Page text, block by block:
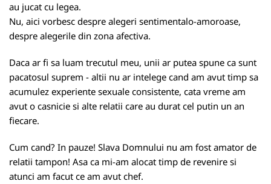
au jucat cu legea.
Nu, aici vorbesc despre alegeri sentimentalo-amoroase,
despre alegerile din zona afectiva.
Daca ar fi sa luam trecutul meu, unii ar putea spune ca sunt
pacatosul suprem - altii nu ar intelege cand am avut timp sa
acumulez experiente sexuale consistente, cata vreme am
avut o casnicie si alte relatii care au durat cel putin un an
fiecare.
Cum cand? In pauze! Slava Domnului nu am fost amator de
relatii tampon! Asa ca mi-am alocat timp de revenire si
atunci am facut ce am avut chef.